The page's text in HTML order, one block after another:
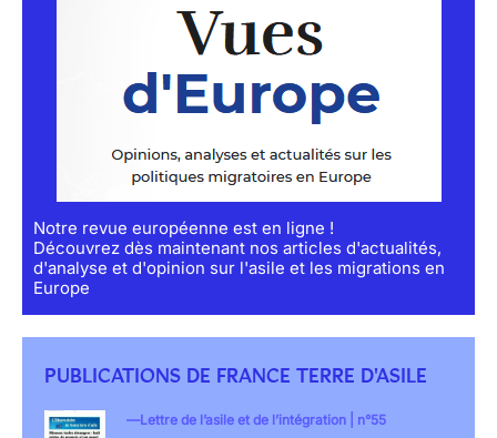
Notre revue européenne est en ligne !
Découvrez dès maintenant nos articles d'actualités,
d'analyse et d'opinion sur l'asile et les migrations en
Europe
PUBLICATIONS DE FRANCE TERRE D'ASILE
Lettre de l’asile et de l’intégration | n°55